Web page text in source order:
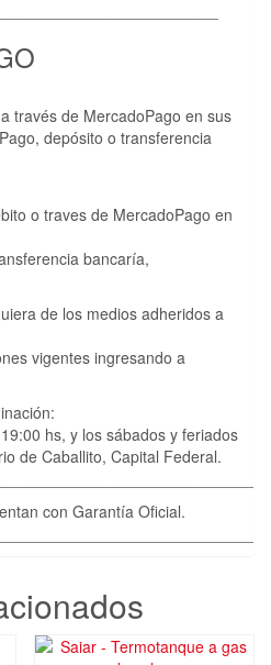
través de MercadoPago en sus
depósito o transferencia
o traves de MercadoPago en
bancaría,
de los medios adheridos a
vigentes ingresando a
hs, y los sábados y feriados
de Caballito, Capital Federal.
con Garantía Oficial.